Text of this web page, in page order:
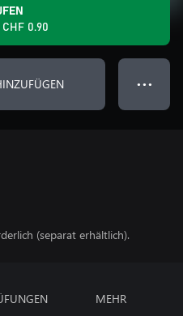
CHF 0.90
● ● ●
(separat erhältlich).
MEHR